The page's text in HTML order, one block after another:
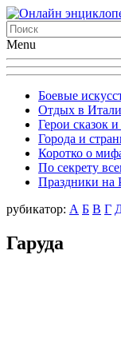
Menu
Боевые
Отдых в
Герои сказок
Города и
Коротко о
По секрету
Праздники на
рубикатор: А Б В Г
Гаруда